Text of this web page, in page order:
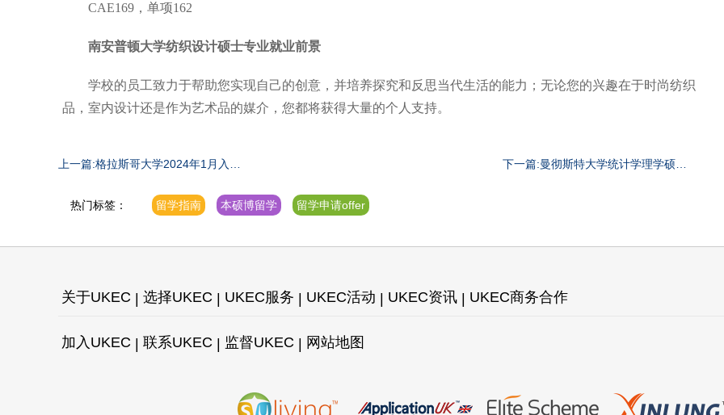
CAE169，单项162
南安普顿大学纺织设计硕士专业就业前景
学校的员工致力于帮助您实现自己的创意，并培养探究和反思当代生活的能力；无论您的兴趣在于时尚纺织
品，室内设计还是作为艺术品的媒介，您都将获得大量的个人支持。
上一篇:格拉斯哥大学2024年1月入学
下一篇:曼彻斯特大学统计学理学硕士
热门标签：
留学指南 本硕博留学 留学申请offer
关于UKEC 选择UKEC UKEC服务 UKEC活动 UKEC资讯 UKEC商务合作
加入UKEC 联系UKEC 监督UKEC 网站地图